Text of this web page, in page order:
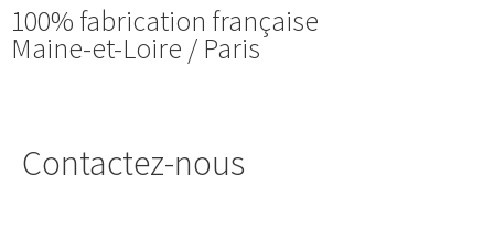
100% fabrication française
Maine-et-Loire / Paris
Contactez-nous